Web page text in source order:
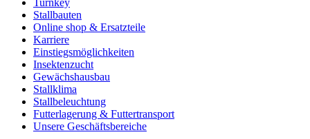
Turnkey
Stallbauten
Online shop & Ersatzteile
Karriere
Einstiegsmöglichkeiten
Insektenzucht
Gewächshausbau
Stallklima
Stallbeleuchtung
Futterlagerung & Futtertransport
Unsere Geschäftsbereiche